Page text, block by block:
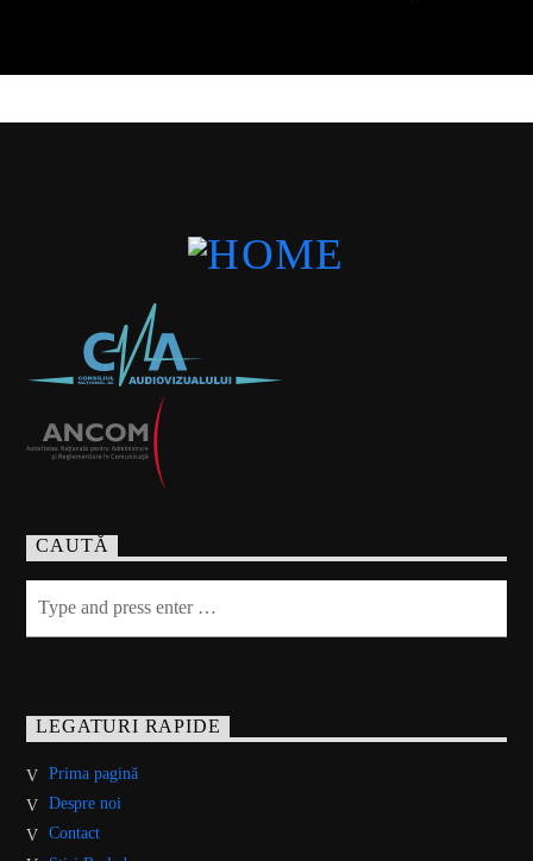
CAUTĂ
LEGATURI RAPIDE
Prima pagină
Despre noi
Contact